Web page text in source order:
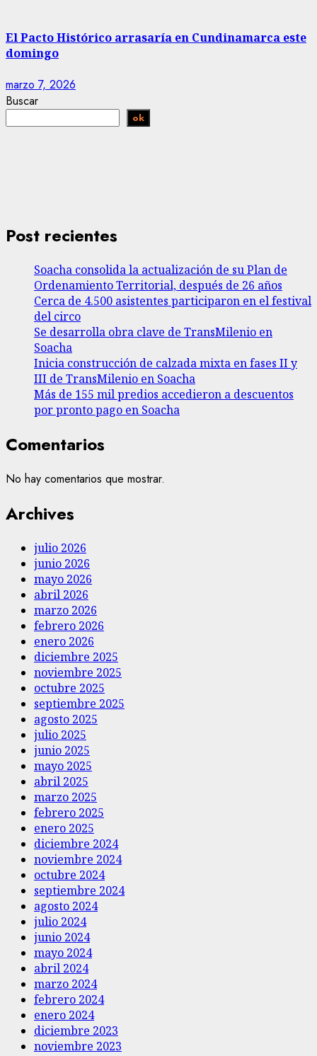
El Pacto Histórico arrasaría en Cundinamarca este
domingo
marzo 7, 2026
Buscar
ok
Post recientes
Soacha consolida la actualización de su Plan de
Ordenamiento Territorial, después de 26 años
Cerca de 4.500 asistentes participaron en el festival
del circo
Se desarrolla obra clave de TransMilenio en
Soacha
Inicia construcción de calzada mixta en fases II y
III de TransMilenio en Soacha
Más de 155 mil predios accedieron a descuentos
por pronto pago en Soacha
Comentarios
No hay comentarios que mostrar.
Archives
julio 2026
junio 2026
mayo 2026
abril 2026
marzo 2026
febrero 2026
enero 2026
diciembre 2025
noviembre 2025
octubre 2025
septiembre 2025
agosto 2025
julio 2025
junio 2025
mayo 2025
abril 2025
marzo 2025
febrero 2025
enero 2025
diciembre 2024
noviembre 2024
octubre 2024
septiembre 2024
agosto 2024
julio 2024
junio 2024
mayo 2024
abril 2024
marzo 2024
febrero 2024
enero 2024
diciembre 2023
noviembre 2023